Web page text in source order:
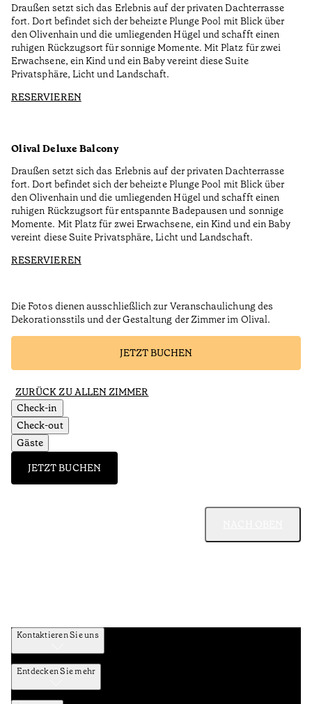
Draußen setzt sich das Erlebnis auf der privaten Dachterrasse
fort. Dort befindet sich der beheizte Plunge Pool mit Blick über
den Olivenhain und die umliegenden Hügel und schafft einen
ruhigen Rückzugsort für sonnige Momente. Mit Platz für zwei
Erwachsene, ein Kind und ein Baby vereint diese Suite
Privatsphäre, Licht und Landschaft.
RESERVIEREN
Olival Deluxe Balcony
Draußen setzt sich das Erlebnis auf der privaten Dachterrasse
fort. Dort befindet sich der beheizte Plunge Pool mit Blick über
den Olivenhain und die umliegenden Hügel und schafft einen
ruhigen Rückzugsort für entspannte Badepausen und sonnige
Momente. Mit Platz für zwei Erwachsene, ein Kind und ein Baby
vereint diese Suite Privatsphäre, Licht und Landschaft.
RESERVIEREN
Die Fotos dienen ausschließlich zur Veranschaulichung des
Dekorationsstils und der Gestaltung der Zimmer im Olival.
JETZT BUCHEN
ZURÜCK ZU ALLEN ZIMMER
Check-in
Check-out
Gäste
JETZT BUCHEN
Kontaktieren Sie uns
Entdecken Sie mehr